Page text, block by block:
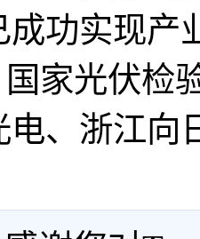
成功实现产
国家光伏检
电、浙江向